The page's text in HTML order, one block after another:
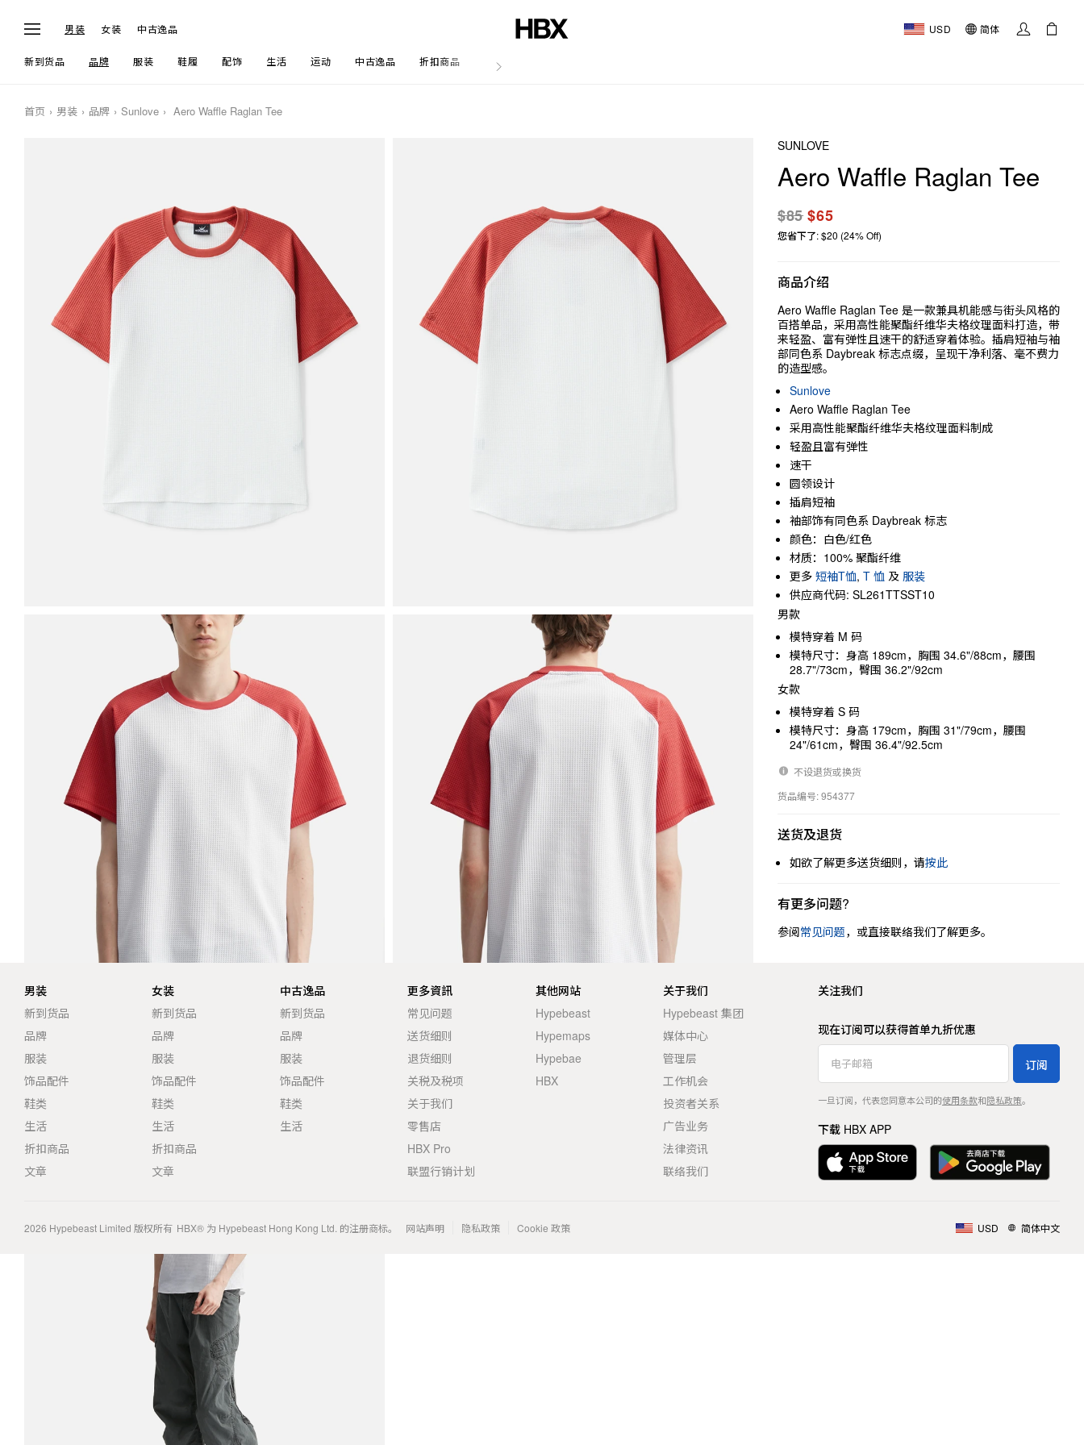
男装 女装 中古逸品 USD 简体
新到货品 品牌 服装 鞋履 配饰 生活 运动 中古逸品 折扣商品 文章
首页 男装 品牌 Sunlove Aero Waffle Raglan Tee
SUNLOVE
Aero Waffle Raglan Tee
$85$65
您省下了: $20 (24% Off)
商品介绍
Aero Waffle Raglan Tee 是一款兼具机能感与街头风格的
百搭单品，采用高性能聚酯纤维华夫格纹理面料打造，带
来轻盈、富有弹性且速干的舒适穿着体验。插肩短袖与袖
部同色系 Daybreak 标志点缀，呈现干净利落、毫不费力
的造型感。
Sunlove
Aero Waffle Raglan Tee
采用高性能聚酯纤维华夫格纹理面料制成
轻盈且富有弹性
速干
圆领设计
插肩短袖
袖部饰有同色系 Daybreak 标志
颜色：白色/红色
材质：100% 聚酯纤维
更多 短袖T恤, T 恤 及 服装
供应商代码: SL261TTSST10
男款
模特穿着 M 码
模特尺寸：身高 189cm，胸围 34.6"/88cm，腰围
28.7"/73cm，臀围 36.2"/92cm
女款
模特穿着 S 码
模特尺寸：身高 179cm，胸围 31"/79cm，腰围
24"/61cm，臀围 36.4"/92.5cm
不设退货或换货
货品编号: 954377
送货及退货
如欲了解更多送货细则，请按此
有更多问题?
参阅常见问题，或直接联络我们了解更多。
男装
新到货品
品牌
服装
饰品配件
鞋类
生活
折扣商品
文章
女装
新到货品
品牌
服装
饰品配件
鞋类
生活
折扣商品
文章
中古逸品
新到货品
品牌
服装
饰品配件
鞋类
生活
更多資訊
常见问题
送货细则
退货细则
关税及税项
关于我们
零售店
HBX Pro
联盟行销计划
其他网站
Hypebeast
Hypemaps
Hypebae
HBX
关于我们
Hypebeast 集团
媒体中心
管理层
工作机会
投资者关系
广告业务
法律资讯
联络我们
关注我们
现在订阅可以获得首单九折优惠
订阅
一旦订阅，代表您同意本公司的使用条款和隐私政策。
下载 HBX APP
2026 Hypebeast Limited 版权所有 HBX® 为 Hypebeast Hong Kong Ltd. 的注册商标。 网站声明 隐私政策 Cookie 政策 USD 简体中文